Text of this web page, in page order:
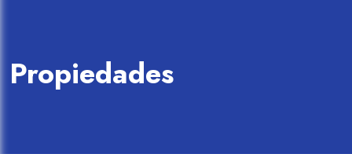
Propiedades